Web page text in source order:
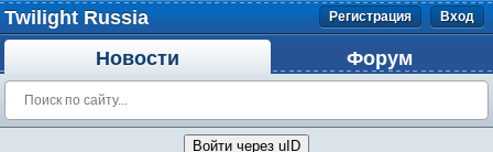
Twilight Russia Регистрация Вход
Новости Форум
Войти через uID